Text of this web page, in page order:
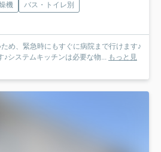
機
バス・トイレ別
め、緊急時にもすぐに病院まで行けます♪
♪システムキッチンは必要な物... もっと見